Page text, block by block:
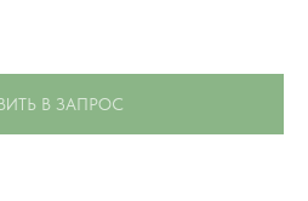
В ЗАПРОС